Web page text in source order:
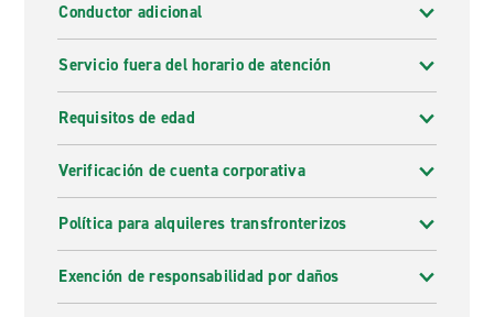
Conductor adicional
Servicio fuera del horario de atención
Requisitos de edad
Verificación de cuenta corporativa
Política para alquileres transfronterizos
Exención de responsabilidad por daños